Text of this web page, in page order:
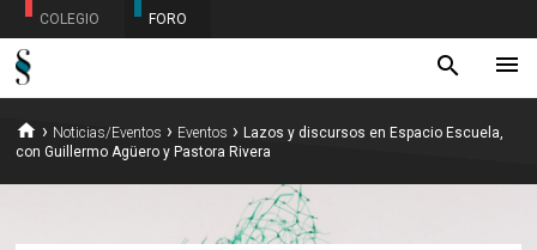
COLEGIO FORO
search menu
home › Noticias/Eventos › Eventos ›Lazos y discursos en Espacio Escuela,
con Guillermo Agüero y Pastora Rivera